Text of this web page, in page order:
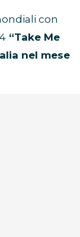
con
“Take Me
nel mese